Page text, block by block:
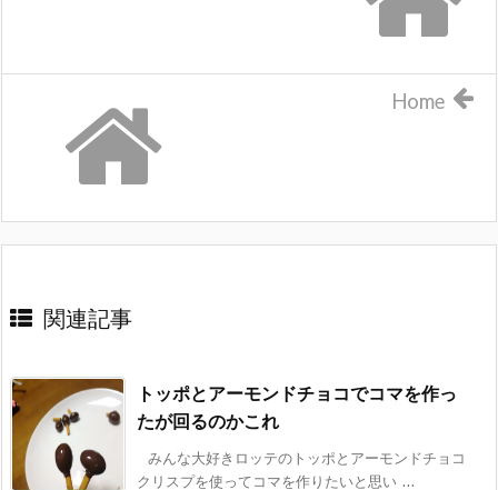
Home
関連記事
トッポとアーモンドチョコでコマを作っ
たが回るのかこれ
みんな大好きロッテのトッポとアーモンドチョコ
クリスプを使ってコマを作りたいと思い ...